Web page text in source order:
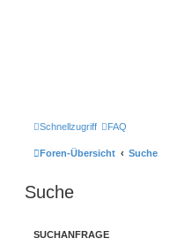
Schnellzugriff FAQ
Foren-Übersicht Suche
Suche
SUCHANFRAGE